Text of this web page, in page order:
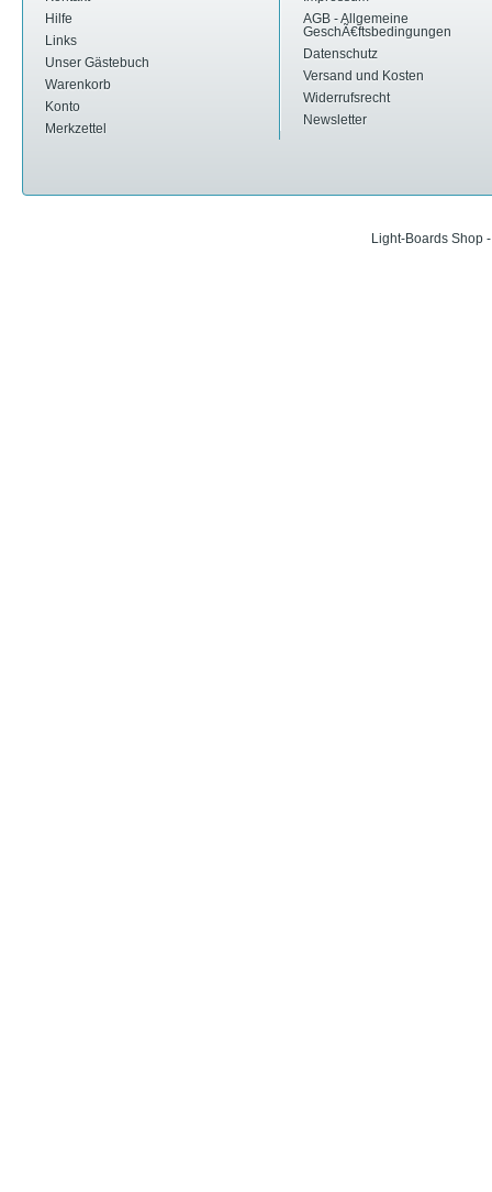
Hilfe
Links
Unser Gästebuch
Warenkorb
Konto
Merkzettel
AGB - Allgemeine
GeschÃ€ftsbedingungen
Datenschutz
Versand und Kosten
Widerrufsrecht
Newsletter
Light-Boards Shop